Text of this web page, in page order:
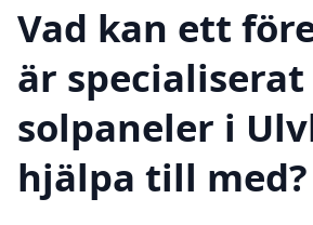
Vad kan ett
är specialiserat
solpaneler i
hjälpa till med?